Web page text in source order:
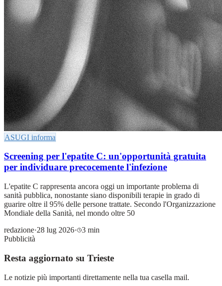
ASUGI informa
Screening per l'epatite C: un'opportunità gratuita
per individuare precocemente l'infezione
L'epatite C rappresenta ancora oggi un importante problema di
sanità pubblica, nonostante siano disponibili terapie in grado di
guarire oltre il 95% delle persone trattate. Secondo l'Organizzazione
Mondiale della Sanità, nel mondo oltre 50
redazione·28 lug 2026·
3 min
Pubblicità
Resta aggiornato su Trieste
Le notizie più importanti direttamente nella tua casella mail.